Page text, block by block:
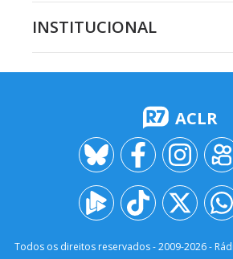
INSTITUCIONAL
ACLR
Todos os direitos reservados - 2009-2026-